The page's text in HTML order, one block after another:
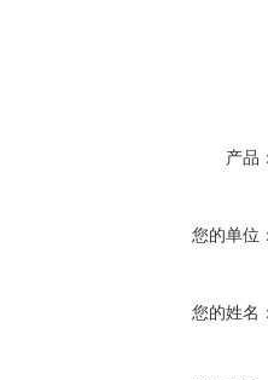
产品
您的单位
您的姓名